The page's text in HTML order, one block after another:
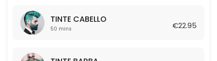
TINTE CABELLO
50 mins €22.95